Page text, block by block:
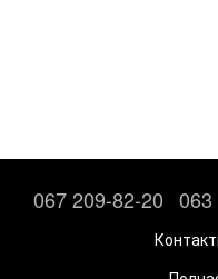
067 209-82-20 063